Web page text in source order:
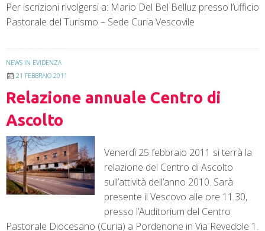
Per iscrizioni rivolgersi a: Mario Del Bel Belluz presso l’ufficio
Pastorale del Turismo – Sede Curia Vescovile
NEWS IN EVIDENZA
21 FEBBRAIO 2011
Relazione annuale Centro di
Ascolto
Venerdì 25 febbraio 2011 si terrà la
relazione del Centro di Ascolto
sull’attività dell’anno 2010. Sarà
presente il Vescovo alle ore 11.30,
presso l’Auditorium del Centro
Pastorale Diocesano (Curia) a Pordenone in Via Revedole 1.